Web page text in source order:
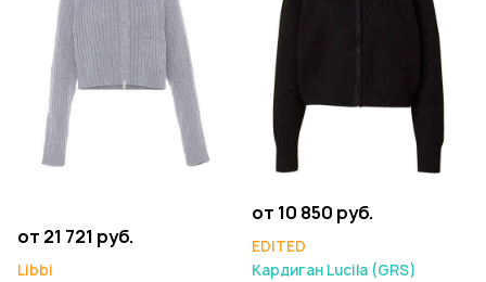
от 21 721 руб.
Libbi
от 10 850 руб.
EDITED
Кардиган Lucila (GRS)